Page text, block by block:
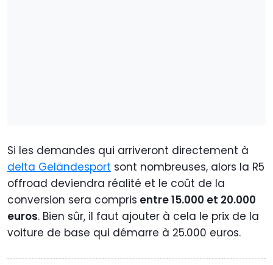
Si les demandes qui arriveront directement à
delta Geländesport sont nombreuses, alors la R5
offroad deviendra réalité et le coût de la
conversion sera compris entre 15.000 et 20.000
euros. Bien sûr, il faut ajouter à cela le prix de la
voiture de base qui démarre à 25.000 euros.